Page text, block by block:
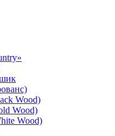
Wood)
Wood)
Wood)